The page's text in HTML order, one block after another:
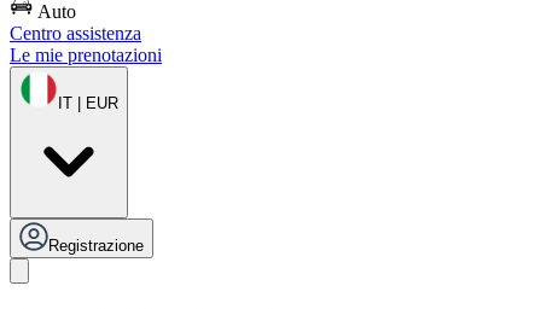
Auto
Centro assistenza
Le mie prenotazioni
IT | EUR
Registrazione